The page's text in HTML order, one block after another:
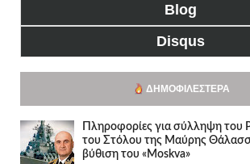
Blog
Disqus
ΔΗΜΟΦΙΛΈΣΤΕΡΑ
Πληροφορίες για σύλληψη του
του Στόλου της Mαύρης
βύθιση του «Moskva»